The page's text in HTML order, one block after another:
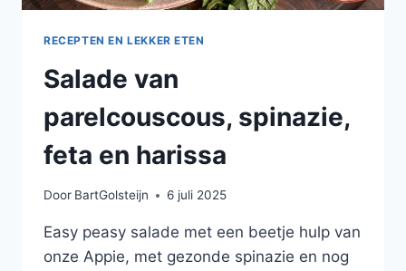
RECEPTEN EN LEKKER ETEN
Salade van
parelcouscous, spinazie,
feta en harissa
Door BartGolsteijn 6 juli 2025
Easy peasy salade met een beetje hulp van
onze Appie, met gezonde spinazie en nog